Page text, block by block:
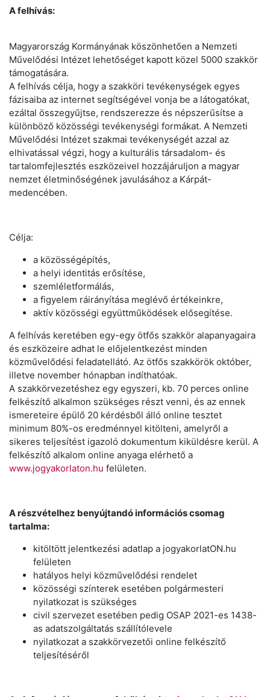
A felhívás:
Magyarország Kormányának köszönhetően a Nemzeti
Művelődési Intézet lehetőséget kapott közel 5000 szakkör
támogatására.
A felhívás célja, hogy a szakköri tevékenységek egyes
fázisaiba az internet segítségével vonja be a látogatókat,
ezáltal összegyűjtse, rendszerezze és népszerűsítse a
különböző közösségi tevékenységi formákat. A Nemzeti
Művelődési Intézet szakmai tevékenységét azzal az
elhivatással végzi, hogy a kulturális társadalom- és
tartalomfejlesztés eszközeivel hozzájáruljon a magyar
nemzet életminőségének javulásához a Kárpát-
medencében.
Célja:
a közösségépítés,
a helyi identitás erősítése,
szemléletformálás,
a figyelem ráirányítása meglévő értékeinkre,
aktív közösségi együttműködések elősegítése.
A felhívás keretében egy-egy ötfős szakkör alapanyagaira
és eszközeire adhat le előjelentkezést minden
közművelődési feladatellátó. Az ötfős szakkörök október,
illetve november hónapban indíthatóak.
A szakkörvezetéshez egy egyszeri, kb. 70 perces online
felkészítő alkalmon szükséges részt venni, és az ennek
ismereteire épülő 20 kérdésből álló online tesztet
minimum 80%-os eredménnyel kitölteni, amelyről a
sikeres teljesítést igazoló dokumentum kiküldésre kerül. A
felkészítő alkalom online anyaga elérhető a
www.jogyakorlaton.hu felületen.
A részvételhez benyújtandó információs csomag
tartalma:
kitöltött jelentkezési adatlap a jogyakorlatON.hu
felületen
hatályos helyi közművelődési rendelet
közösségi színterek esetében polgármesteri
nyilatkozat is szükséges
civil szervezet esetében pedig OSAP 2021-es 1438-
as adatszolgáltatás szállítólevele
nyilatkozat a szakkörvezetői online felkészítő
teljesítéséről